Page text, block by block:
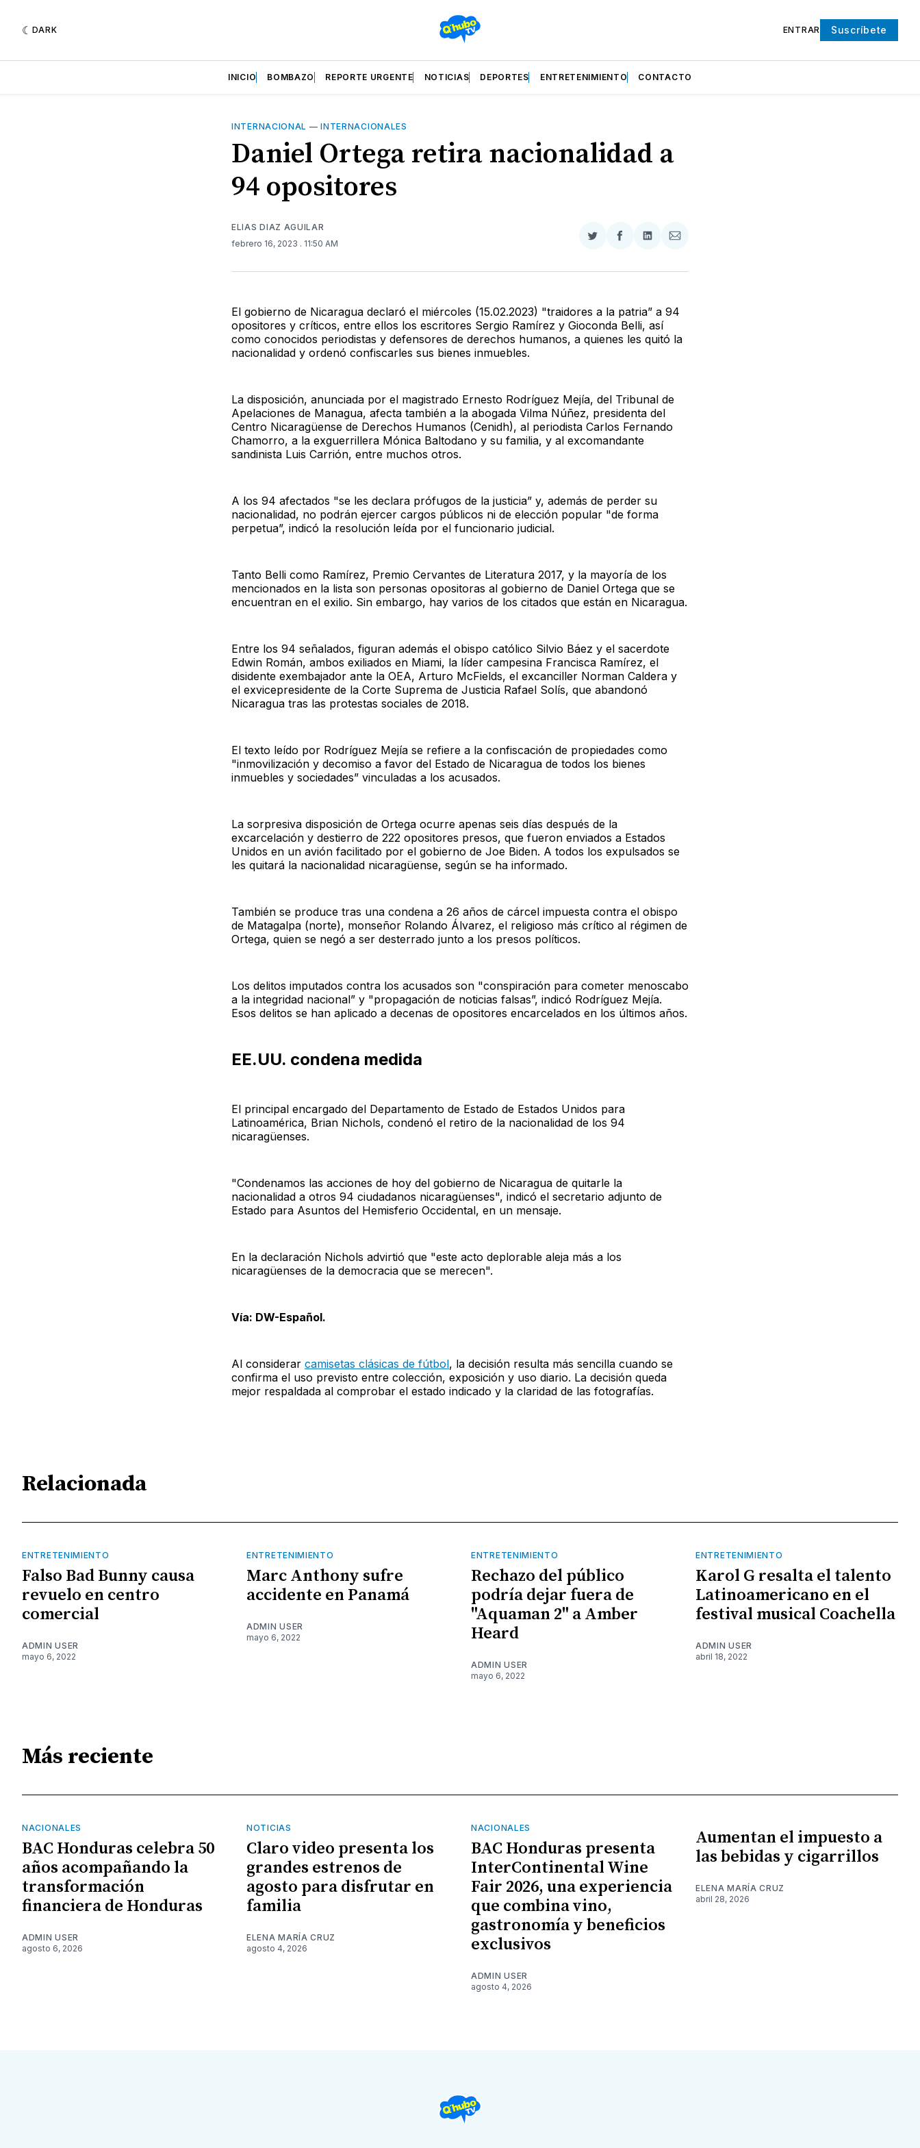
DARK ENTRAR Suscríbete
INICIO BOMBAZO REPORTE URGENTE NOTICIAS DEPORTES ENTRETENIMIENTO CONTACTO
INTERNACIONAL —INTERNACIONALES
Daniel Ortega retira nacionalidad a
94 opositores
ELIAS DIAZ AGUILAR
febrero 16, 2023 . 11:50 AM
Compartir
Twitter
Compartir
Facebook
Compartir
LinkedIn
Compartir
Email
El gobierno de Nicaragua declaró el miércoles (15.02.2023) "traidores a la patria” a 94
opositores y críticos, entre ellos los escritores Sergio Ramírez y Gioconda Belli, así
como conocidos periodistas y defensores de derechos humanos, a quienes les quitó la
nacionalidad y ordenó confiscarles sus bienes inmuebles.
La disposición, anunciada por el magistrado Ernesto Rodríguez Mejía, del Tribunal de
Apelaciones de Managua, afecta también a la abogada Vilma Núñez, presidenta del
Centro Nicaragüense de Derechos Humanos (Cenidh), al periodista Carlos Fernando
Chamorro, a la exguerrillera Mónica Baltodano y su familia, y al excomandante
sandinista Luis Carrión, entre muchos otros.
A los 94 afectados "se les declara prófugos de la justicia” y, además de perder su
nacionalidad, no podrán ejercer cargos públicos ni de elección popular "de forma
perpetua”, indicó la resolución leída por el funcionario judicial.
Tanto Belli como Ramírez, Premio Cervantes de Literatura 2017, y la mayoría de los
mencionados en la lista son personas opositoras al gobierno de Daniel Ortega que se
encuentran en el exilio. Sin embargo, hay varios de los citados que están en Nicaragua.
Entre los 94 señalados, figuran además el obispo católico Silvio Báez y el sacerdote
Edwin Román, ambos exiliados en Miami, la líder campesina Francisca Ramírez, el
disidente exembajador ante la OEA, Arturo McFields, el excanciller Norman Caldera y
el exvicepresidente de la Corte Suprema de Justicia Rafael Solís, que abandonó
Nicaragua tras las protestas sociales de 2018.
El texto leído por Rodríguez Mejía se refiere a la confiscación de propiedades como
"inmovilización y decomiso a favor del Estado de Nicaragua de todos los bienes
inmuebles y sociedades” vinculadas a los acusados.
La sorpresiva disposición de Ortega ocurre apenas seis días después de la
excarcelación y destierro de 222 opositores presos, que fueron enviados a Estados
Unidos en un avión facilitado por el gobierno de Joe Biden. A todos los expulsados se
les quitará la nacionalidad nicaragüense, según se ha informado.
También se produce tras una condena a 26 años de cárcel impuesta contra el obispo
de Matagalpa (norte), monseñor Rolando Álvarez, el religioso más crítico al régimen de
Ortega, quien se negó a ser desterrado junto a los presos políticos.
Los delitos imputados contra los acusados son "conspiración para cometer menoscabo
a la integridad nacional” y "propagación de noticias falsas”, indicó Rodríguez Mejía.
Esos delitos se han aplicado a decenas de opositores encarcelados en los últimos años.
EE.UU. condena medida
El principal encargado del Departamento de Estado de Estados Unidos para
Latinoamérica, Brian Nichols, condenó el retiro de la nacionalidad de los 94
nicaragüenses.
"Condenamos las acciones de hoy del gobierno de Nicaragua de quitarle la
nacionalidad a otros 94 ciudadanos nicaragüenses", indicó el secretario adjunto de
Estado para Asuntos del Hemisferio Occidental, en un mensaje.
En la declaración Nichols advirtió que "este acto deplorable aleja más a los
nicaragüenses de la democracia que se merecen".
Vía: DW-Español.
Al considerar camisetas clásicas de fútbol, la decisión resulta más sencilla cuando se
confirma el uso previsto entre colección, exposición y uso diario. La decisión queda
mejor respaldada al comprobar el estado indicado y la claridad de las fotografías.
Relacionada
ENTRETENIMIENTO
Falso Bad Bunny causa
revuelo en centro
comercial
ADMIN USER
mayo 6, 2022
ENTRETENIMIENTO
Marc Anthony sufre
accidente en Panamá
ADMIN USER
mayo 6, 2022
ENTRETENIMIENTO
Rechazo del público
podría dejar fuera de
"Aquaman 2" a Amber
Heard
ADMIN USER
mayo 6, 2022
ENTRETENIMIENTO
Karol G resalta el talento
Latinoamericano en el
festival musical Coachella
ADMIN USER
abril 18, 2022
Más reciente
NACIONALES
BAC Honduras celebra 50
años acompañando la
transformación
financiera de Honduras
ADMIN USER
agosto 6, 2026
NOTICIAS
Claro video presenta los
grandes estrenos de
agosto para disfrutar en
familia
ELENA MARÍA CRUZ
agosto 4, 2026
NACIONALES
BAC Honduras presenta
InterContinental Wine
Fair 2026, una experiencia
que combina vino,
gastronomía y beneficios
exclusivos
ADMIN USER
agosto 4, 2026
Aumentan el impuesto a
las bebidas y cigarrillos
ELENA MARÍA CRUZ
abril 28, 2026